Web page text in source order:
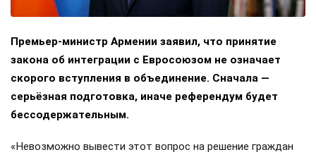
Премьер-министр Армении заявил, что принятие
закона об интеграции с Евросоюзом не означает
скорого вступления в объединение. Сначала —
серьёзная подготовка, иначе референдум будет
бессодержательным.
«Невозможно вывести этот вопрос на решение граждан